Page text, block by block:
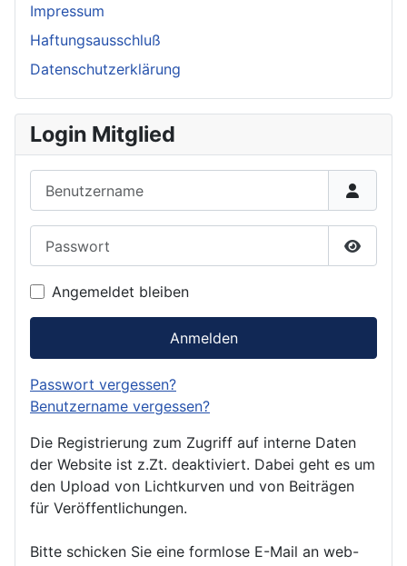
Impressum
Haftungsausschluß
Datenschutzerklärung
Login Mitglied
Angemeldet bleiben
Anmelden
Passwort vergessen?
Benutzername vergessen?
Die Registrierung zum Zugriff auf interne Daten
der Website ist z.Zt. deaktiviert. Dabei geht es um
den Upload von Lichtkurven und von Beiträgen
für Veröffentlichungen.
Bitte schicken Sie eine formlose E-Mail an web-